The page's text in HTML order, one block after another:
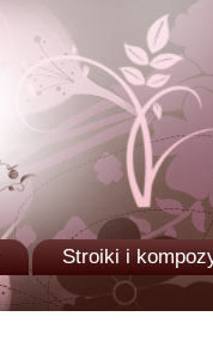
Stroiki i